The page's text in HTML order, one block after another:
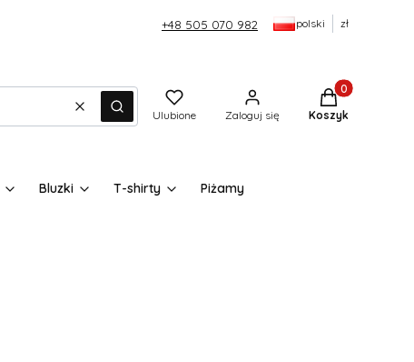
+48 505 070 982 polski zł
WyczyśćSzukajUlubione Zaloguj się
Produkty w
Koszyk
Bluzki T-shirty Piżamy